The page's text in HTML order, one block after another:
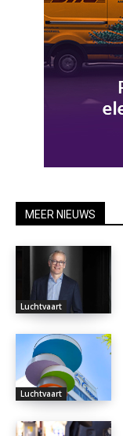
MEER NIEUWS
Luchtvaart
Luchtvaart